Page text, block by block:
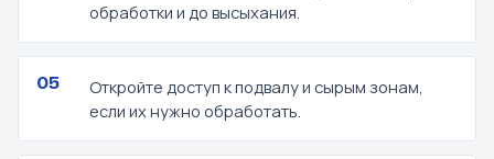
обработки и до высыхания.
Откройте доступ к подвалу и сырым зонам,
если их нужно обработать.